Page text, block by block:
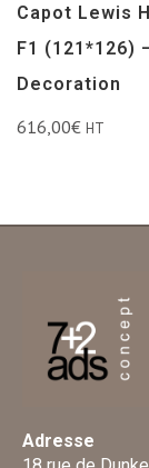
Capot Lewis
F1 (121*126)
Decoration
616,00€ HT
Adresse